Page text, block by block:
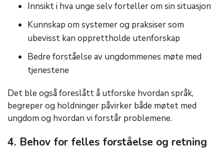
Innsikt i hva unge selv forteller om sin situasjon
Kunnskap om systemer og praksiser som
ubevisst kan opprettholde utenforskap
Bedre forståelse av ungdommenes møte med
tjenestene
Det ble også foreslått å utforske hvordan språk,
begreper og holdninger påvirker både møtet med
ungdom og hvordan vi forstår problemene.
4. Behov for felles forståelse og retning